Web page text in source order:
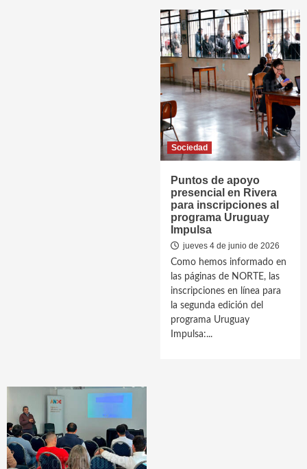
Sociedad
Puntos de apoyo
presencial en Rivera
para inscripciones al
programa Uruguay
Impulsa
jueves 4 de junio de 2026
Como hemos informado en
las páginas de NORTE, las
inscripciones en línea para
la segunda edición del
programa Uruguay
Impulsa:...